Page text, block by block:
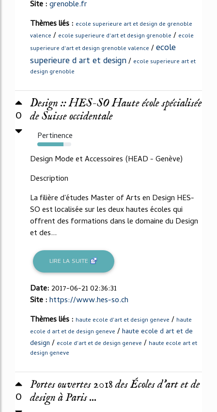
Site :grenoble.fr
Thèmes liés : ecole superieure art et design de grenoble
valence / ecole superieure d'art et design grenoble / ecole
superieure d'art et design grenoble valence /ecole
superieure d art et design/ ecole superieure art et
design grenoble
0
Design :: HES-SO Haute école spécialisée
de Suisse occidentale
Pertinence
77%
Design Mode et Accessoires (HEAD - Genève)
Description
La filière d'études Master of Arts en Design HES-
SO est localisée sur les deux hautes écoles qui
offrent des formations dans le domaine du Design
et des...
LIRE LA SUITE
Date: 2017-06-21 02:36:31
Site :https://www.hes-so.ch
Thèmes liés : haute ecole d'art et design geneve / haute
ecole d art et de design geneve /haute ecole d art et de
design / ecole d'art et de design geneve / haute ecole art et
design geneve
0
Portes ouvertes 2018 des Écoles d’art et de
design à Paris ...